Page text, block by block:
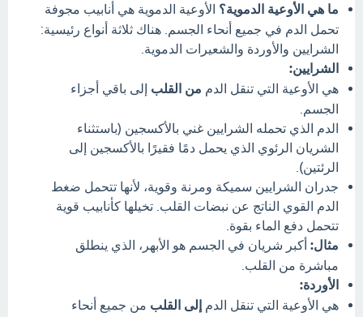
ما هي الأوعية الدموية؟ الأوعية الدموية هي أنابيب مجوفة
تحمل الدم في جميع أنحاء الجسم. هناك ثلاثة أنواع رئيسية:
الشرايين والأوردة والشعيرات الدموية.
الشرايين:
هي الأوعية التي تنقل الدم من القلب إلى باقي أجزاء
الجسم.
الدم الذي تحمله الشرايين غني بالأكسجين (باستثناء
الشريان الرئوي الذي يحمل دمًا فقيرًا بالأكسجين إلى
الرئتين).
جدران الشرايين سميكة ومرنة وقوية، لأنها تتحمل ضغط
الدم القوي الناتج عن نبضات القلب. تخيلها كأنابيب قوية
تتحمل دفع الماء بقوة.
مثال: أكبر شريان في الجسم هو الأبهر، الذي ينطلق
مباشرة من القلب.
الأوردة:
هي الأوعية التي تنقل الدم إلى القلب من جميع أنحاء